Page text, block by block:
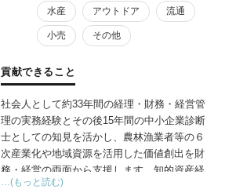
水産 アウトドア 流通
小売 その他
貢献できること
社会人として約33年間の経理・財務・経営管
理の実務経験とその後15年間の中小企業診断
士としての知見を活かし、農林漁業者等の６
次産業化や地域資源を活用した価値創出を財
務・経営の両面から支援します。知的資産経
営（ローカルベンチマーク）を用いた現状把
…(もっと読む)